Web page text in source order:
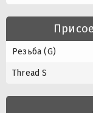
Резьба (G)
Thread S